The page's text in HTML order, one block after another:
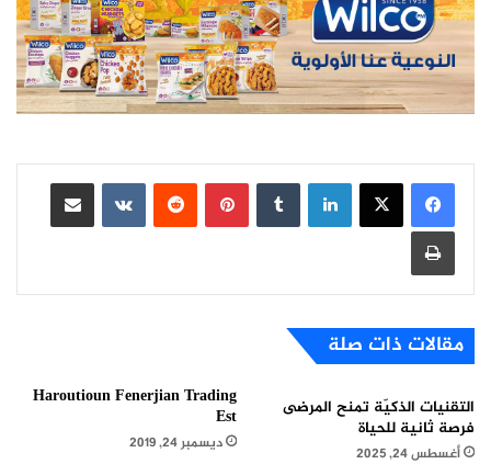
لينكدإن بينتيريست
مشاركة عبر البريد
طباعة
مقالات ذات صلة
التقنيات الذكيّة تمنح المرضى
فرصة ثانية للحياة
أغسطس 24, 2025
Haroutioun Fenerjian Trading
Est
ديسمبر 24, 2019